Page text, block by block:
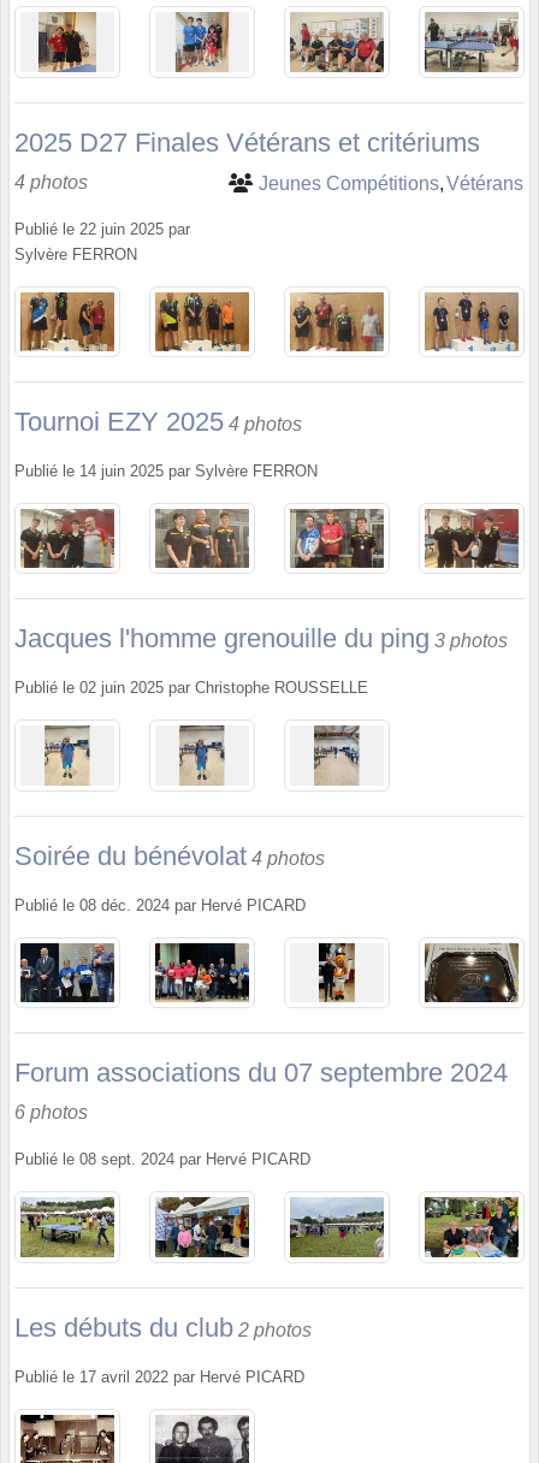
2025 D27 Finales Vétérans et critériums
4 photos Jeunes Compétitions Vétérans
Publié le 22 juin 2025 par
Sylvère FERRON
Tournoi EZY 2025 4 photos
Publié le 14 juin 2025 par Sylvère FERRON
Jacques l'homme grenouille du ping 3 photos
Publié le 02 juin 2025 par Christophe ROUSSELLE
Soirée du bénévolat 4 photos
Publié le 08 déc. 2024 par Hervé PICARD
Forum associations du 07 septembre 2024
6 photos
Publié le 08 sept. 2024 par Hervé PICARD
Les débuts du club 2 photos
Publié le 17 avril 2022 par Hervé PICARD